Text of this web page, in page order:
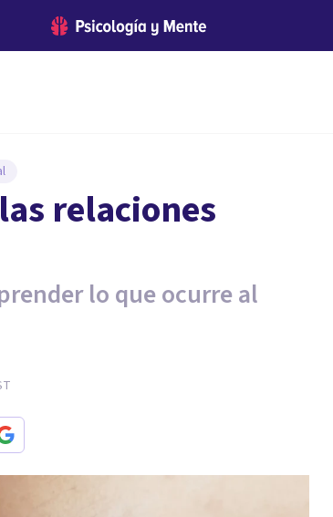
relaciones
lo que ocurre al